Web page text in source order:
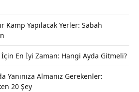
Kamp Yapılacak Yerler: Sabah
İçin En İyi Zaman: Hangi Ayda Gitmeli?
Yanınıza Almanız Gerekenler:
20 Şey